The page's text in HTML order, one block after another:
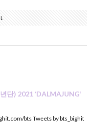
단) 2021 ‘DALMAJUNG’
bts Tweets by bts_bighit